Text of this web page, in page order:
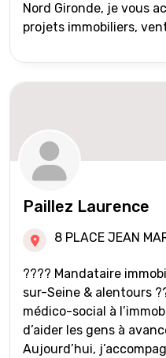
Nord Gironde, je vous
projets immobiliers,
Paillez Laurence
8 PLACE JEAN
???? Mandataire
sur-Seine & alentours ???? De l’accompagnement
médico-social à
d’aider les gens à
Aujourd’hui,